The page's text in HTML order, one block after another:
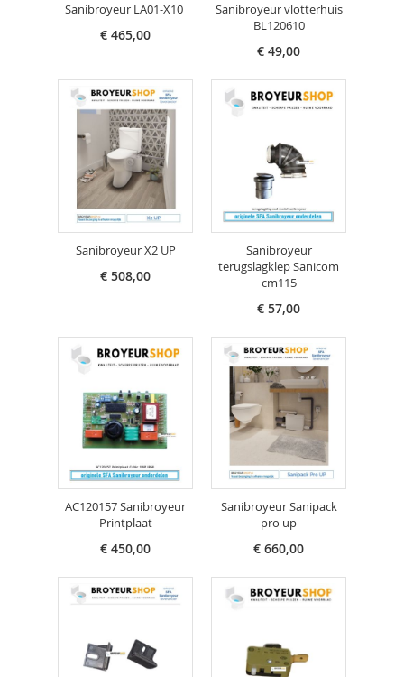
Sanibroyeur LA01-X10
€ 465,00
Sanibroyeur vlotterhuis
BL120610
€ 49,00
Sanibroyeur X2 UP
€ 508,00
Sanibroyeur
terugslagklep Sanicom
cm115
€ 57,00
AC120157 Sanibroyeur
Printplaat
€ 450,00
Sanibroyeur Sanipack
pro up
€ 660,00